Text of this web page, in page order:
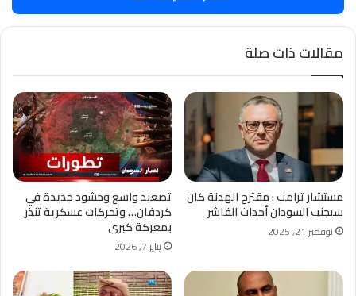
مقالات ذات صلة
مستشار ترامب : مقترح الهدنة كان
سيجنب السودان أحداث الفاشر
نوفمبر 21, 2025
تصعيد واسع وحشود جديدة في
كردفان… وتحركات عسكرية تنذر
بمعركة كبرى
يناير 7, 2026